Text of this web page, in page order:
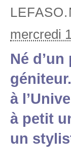
mercredi
Né
à
à petit
un